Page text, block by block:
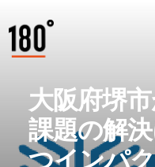
大阪府堺
課題の解
つインパ